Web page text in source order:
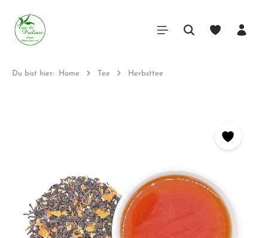
Du bist hier: Home Tee Herbsttee